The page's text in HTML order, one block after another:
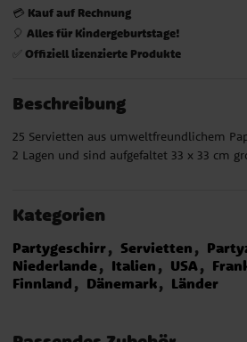
💳 Kauf auf Rechnung
🎈 Alles für Kindergeburtstage!
✅ Offiziell lizenzierte Produkte
Beschreibung
25 Servietten aus umweltfreundlichem
2 Lagen und sind aufgefaltet 33 x 33 cm
Kategorien
Partygeschirr Servietten
Niederlande
Italien USA
Finnland
Dänemark Länder